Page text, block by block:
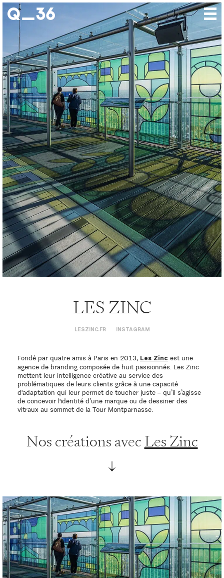
Nos créations
Nos talents
Où nous trouver
Nos expositions
À propos
Presse
Contact
LES ZINC
LESZINC.FR INSTAGRAM
Fondé par quatre amis à Paris en 2013, Les Zinc est une
agence de branding composée de huit passionnés. Les Zinc
mettent leur intelligence créative au service des
problématiques de leurs clients grâce à une capacité
d'adaptation qui leur permet de toucher juste – qu’il s’agisse
de concevoir l'identité d’une marque ou de dessiner des
vitraux au sommet de la Tour Montparnasse.
Nos créations avec Les Zinc